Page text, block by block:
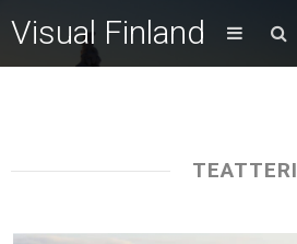
Visual Finland
TEATTERI